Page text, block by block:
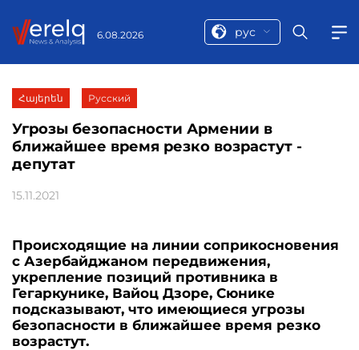
6.08.2026 рус
Հայերեն Русский
Угрозы безопасности Армении в
ближайшее время резко возрастут -
депутат
15.11.2021
Происходящие на линии соприкосновения
с Азербайджаном передвижения,
укрепление позиций противника в
Гегаркунике, Вайоц Дзоре, Сюнике
подсказывают, что имеющиеся угрозы
безопасности в ближайшее время резко
возрастут.